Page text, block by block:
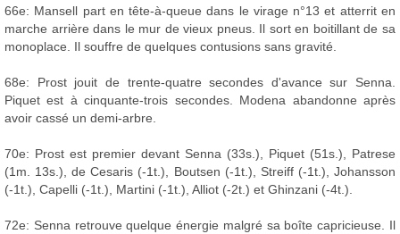
66e: Mansell part en tête-à-queue dans le virage n°13 et atterrit en
marche arrière dans le mur de vieux pneus. Il sort en boitillant de sa
monoplace. Il souffre de quelques contusions sans gravité.
68e: Prost jouit de trente-quatre secondes d'avance sur Senna.
Piquet est à cinquante-trois secondes. Modena abandonne après
avoir cassé un demi-arbre.
70e: Prost est premier devant Senna (33s.), Piquet (51s.), Patrese
(1m. 13s.), de Cesaris (-1t.), Boutsen (-1t.), Streiff (-1t.), Johansson
(-1t.), Capelli (-1t.), Martini (-1t.), Alliot (-2t.) et Ghinzani (-4t.).
72e: Senna retrouve quelque énergie malgré sa boîte capricieuse. Il